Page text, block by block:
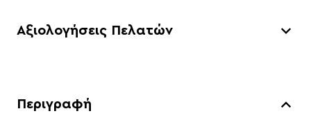
Αξιολογήσεις Πελατών
Περιγραφή